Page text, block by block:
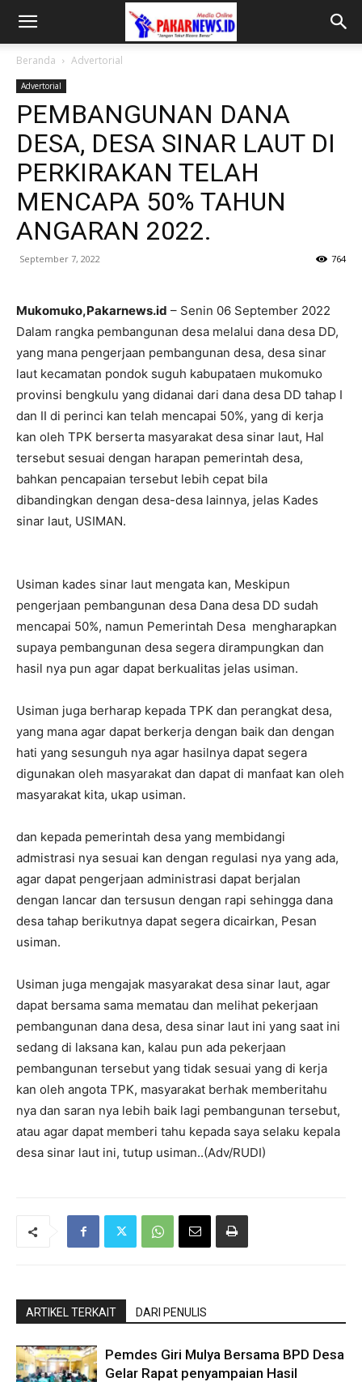
Beranda Advertorial
Advertorial
PEMBANGUNAN DANA
DESA, DESA SINAR LAUT DI
PERKIRAKAN TELAH
MENCAPA 50% TAHUN
ANGARAN 2022.
September 7, 2022 764
Mukomuko,Pakarnews.id – Senin 06 September 2022
Dalam rangka pembangunan desa melalui dana desa DD,
yang mana pengerjaan pembangunan desa, desa sinar
laut kecamatan pondok suguh kabupataen mukomuko
provinsi bengkulu yang didanai dari dana desa DD tahap I
dan II di perinci kan telah mencapai 50%, yang di kerja
kan oleh TPK berserta masyarakat desa sinar laut, Hal
tersebut sesuai dengan harapan pemerintah desa,
bahkan pencapaian tersebut lebih cepat bila
dibandingkan dengan desa-desa lainnya, jelas Kades
sinar laut, USIMAN.
Usiman kades sinar laut mengata kan, Meskipun
pengerjaan pembangunan desa Dana desa DD sudah
mencapai 50%, namun Pemerintah Desa mengharapkan
supaya pembangunan desa segera dirampungkan dan
hasil nya pun agar dapat berkualitas jelas usiman.
Usiman juga berharap kepada TPK dan perangkat desa,
yang mana agar dapat berkerja dengan baik dan dengan
hati yang sesunguh nya agar hasilnya dapat segera
digunakan oleh masyarakat dan dapat di manfaat kan oleh
masyarakat kita, ukap usiman.
dan kepada pemerintah desa yang membidangi
admistrasi nya sesuai kan dengan regulasi nya yang ada,
agar dapat pengerjaan administrasi dapat berjalan
dengan lancar dan tersusun dengan rapi sehingga dana
desa tahap berikutnya dapat segera dicairkan, Pesan
usiman.
Usiman juga mengajak masyarakat desa sinar laut, agar
dapat bersama sama mematau dan melihat pekerjaan
pembangunan dana desa, desa sinar laut ini yang saat ini
sedang di laksana kan, kalau pun ada pekerjaan
pembangunan tersebut yang tidak sesuai yang di kerja
kan oleh angota TPK, masyarakat berhak memberitahu
nya dan saran nya lebih baik lagi pembangunan tersebut,
atau agar dapat memberi tahu kepada saya selaku kepala
desa sinar laut ini, tutup usiman..(Adv/RUDI)
ARTIKEL TERKAIT DARI PENULIS
Pemdes Giri Mulya Bersama BPD Desa
Gelar Rapat penyampaian Hasil